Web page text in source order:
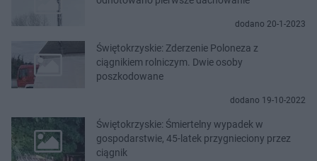
dodano 20-1-2023
Świętokrzyskie: Zderzenie Poloneza z
ciągnikiem rolniczym. Dwie osoby
poszkodowane
dodano 19-10-2022
Świętokrzyskie: Śmiertelny wypadek w
gospodarstwie, 45-latek przygnieciony przez
ciągnik